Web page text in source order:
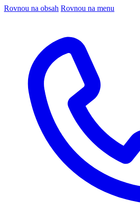
Rovnou na obsah Rovnou na menu